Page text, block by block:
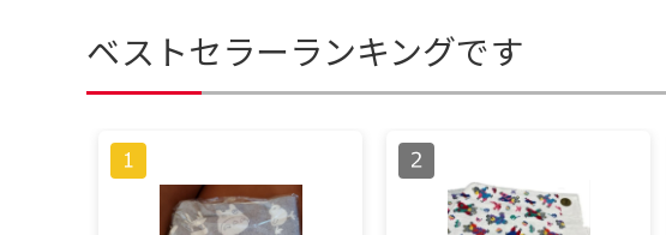
ベストセラーランキングです